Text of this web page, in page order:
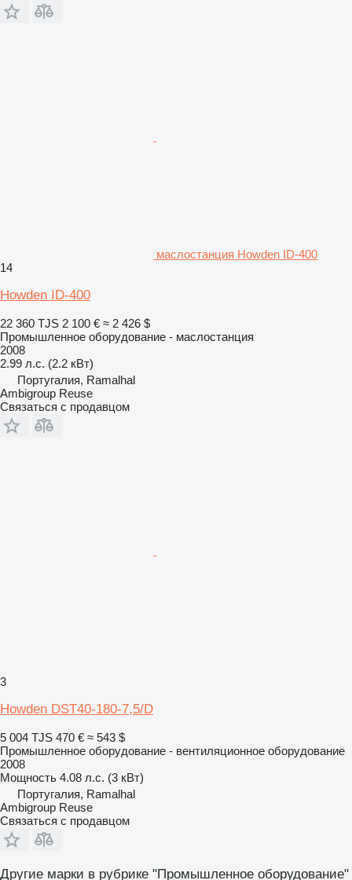
маслостанция Howden ID-400
14
Howden ID-400
22 360 TJS 2 100 € ≈ 2 426 $
Промышленное оборудование - маслостанция
2008
2.99 л.с. (2.2 кВт)
Португалия, Ramalhal
Ambigroup Reuse
Связаться с продавцом
3
Howden DST40-180-7,5/D
5 004 TJS 470 € ≈ 543 $
Промышленное оборудование - вентиляционное оборудование
2008
Мощность 4.08 л.с. (3 кВт)
Португалия, Ramalhal
Ambigroup Reuse
Связаться с продавцом
Другие марки в рубрике "Промышленное оборудование"